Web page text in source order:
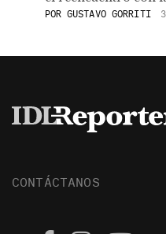
POR GUSTAVO GORRITI
CONTÁCTANOS